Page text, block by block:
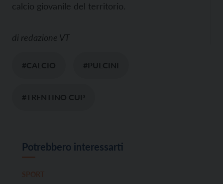
calcio giovanile del territorio.
di redazione VT
#CALCIO #PULCINI
#TRENTINO CUP
Potrebbero interessarti